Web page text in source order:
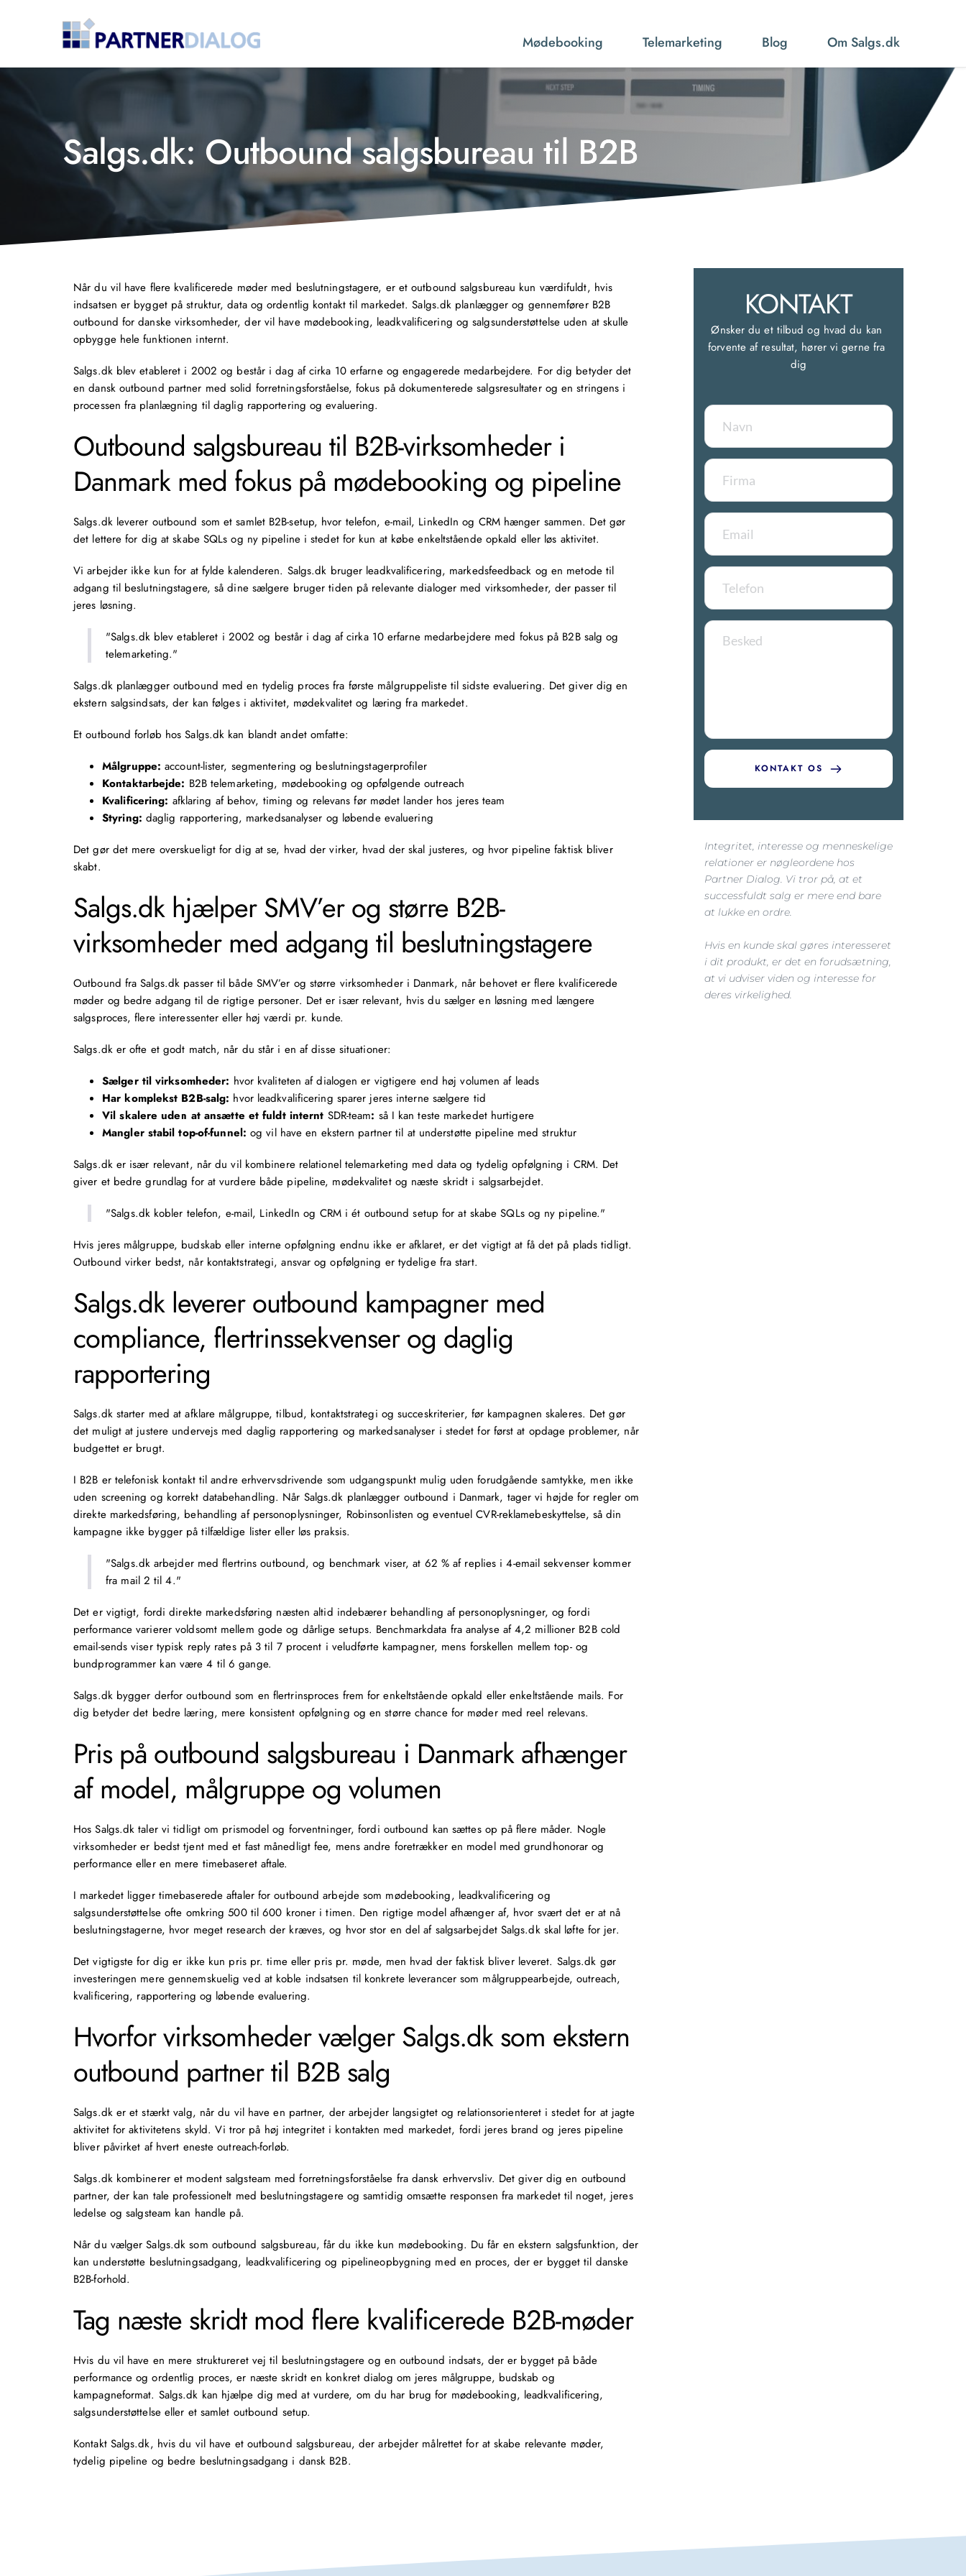
Mødebooking Telemarketing Blog Om Salgs.dk
Salgs.dk: Outbound salgsbureau til B2B
Når du vil have flere kvalificerede møder med beslutningstagere, er et outbound salgsbureau kun værdifuldt, hvis
indsatsen er bygget på struktur, data og ordentlig kontakt til markedet. Salgs.dk planlægger og gennemfører B2B
outbound for danske virksomheder, der vil have mødebooking, leadkvalificering og salgsunderstøttelse uden at skulle
opbygge hele funktionen internt.
Salgs.dk blev etableret i 2002 og består i dag af cirka 10 erfarne og engagerede medarbejdere. For dig betyder det
en dansk outbound partner med solid forretningsforståelse, fokus på dokumenterede salgsresultater og en stringens i
processen fra planlægning til daglig rapportering og evaluering.
Outbound salgsbureau til B2B-virksomheder i
Danmark med fokus på mødebooking og pipeline
Salgs.dk leverer outbound som et samlet B2B-setup, hvor telefon, e-mail, LinkedIn og CRM hænger sammen. Det gør
det lettere for dig at skabe SQLs og ny pipeline i stedet for kun at købe enkeltstående opkald eller løs aktivitet.
Vi arbejder ikke kun for at fylde kalenderen. Salgs.dk bruger leadkvalificering, markedsfeedback og en metode til
adgang til beslutningstagere, så dine sælgere bruger tiden på relevante dialoger med virksomheder, der passer til
jeres løsning.
"Salgs.dk blev etableret i 2002 og består i dag af cirka 10 erfarne medarbejdere med fokus på B2B salg og
telemarketing."
Salgs.dk planlægger outbound med en tydelig proces fra første målgruppeliste til sidste evaluering. Det giver dig en
ekstern salgsindsats, der kan følges i aktivitet, mødekvalitet og læring fra markedet.
Et outbound forløb hos Salgs.dk kan blandt andet omfatte:
Målgruppe: account-lister, segmentering og beslutningstagerprofiler
Kontaktarbejde: B2B telemarketing, mødebooking og opfølgende outreach
Kvalificering: afklaring af behov, timing og relevans før mødet lander hos jeres team
Styring: daglig rapportering, markedsanalyser og løbende evaluering
Det gør det mere overskueligt for dig at se, hvad der virker, hvad der skal justeres, og hvor pipeline faktisk bliver
skabt.
Salgs.dk hjælper SMV’er og større B2B-
virksomheder med adgang til beslutningstagere
Outbound fra Salgs.dk passer til både SMV’er og større virksomheder i Danmark, når behovet er flere kvalificerede
møder og bedre adgang til de rigtige personer. Det er især relevant, hvis du sælger en løsning med længere
salgsproces, flere interessenter eller høj værdi pr. kunde.
Salgs.dk er ofte et godt match, når du står i en af disse situationer:
Sælger til virksomheder: hvor kvaliteten af dialogen er vigtigere end høj volumen af leads
Har komplekst B2B-salg: hvor leadkvalificering sparer jeres interne sælgere tid
Vil skalere uden at ansætte et fuldt internt SDR-team: så I kan teste markedet hurtigere
Mangler stabil top-of-funnel: og vil have en ekstern partner til at understøtte pipeline med struktur
Salgs.dk er især relevant, når du vil kombinere relationel telemarketing med data og tydelig opfølgning i CRM. Det
giver et bedre grundlag for at vurdere både pipeline, mødekvalitet og næste skridt i salgsarbejdet.
"Salgs.dk kobler telefon, e-mail, LinkedIn og CRM i ét outbound setup for at skabe SQLs og ny pipeline."
Hvis jeres målgruppe, budskab eller interne opfølgning endnu ikke er afklaret, er det vigtigt at få det på plads tidligt.
Outbound virker bedst, når kontaktstrategi, ansvar og opfølgning er tydelige fra start.
Salgs.dk leverer outbound kampagner med
compliance, flertrinssekvenser og daglig
rapportering
Salgs.dk starter med at afklare målgruppe, tilbud, kontaktstrategi og succeskriterier, før kampagnen skaleres. Det gør
det muligt at justere undervejs med daglig rapportering og markedsanalyser i stedet for først at opdage problemer, når
budgettet er brugt.
I B2B er telefonisk kontakt til andre erhvervsdrivende som udgangspunkt mulig uden forudgående samtykke, men ikke
uden screening og korrekt databehandling. Når Salgs.dk planlægger outbound i Danmark, tager vi højde for regler om
direkte markedsføring, behandling af personoplysninger, Robinsonlisten og eventuel CVR-reklamebeskyttelse, så din
kampagne ikke bygger på tilfældige lister eller løs praksis.
"Salgs.dk arbejder med flertrins outbound, og benchmark viser, at 62 % af replies i 4-email sekvenser kommer
fra mail 2 til 4."
Det er vigtigt, fordi direkte markedsføring næsten altid indebærer behandling af personoplysninger, og fordi
performance varierer voldsomt mellem gode og dårlige setups. Benchmarkdata fra analyse af 4,2 millioner B2B cold
email-sends viser typisk reply rates på 3 til 7 procent i veludførte kampagner, mens forskellen mellem top- og
bundprogrammer kan være 4 til 6 gange.
Salgs.dk bygger derfor outbound som en flertrinsproces frem for enkeltstående opkald eller enkeltstående mails. For
dig betyder det bedre læring, mere konsistent opfølgning og en større chance for møder med reel relevans.
Pris på outbound salgsbureau i Danmark afhænger
af model, målgruppe og volumen
Hos Salgs.dk taler vi tidligt om prismodel og forventninger, fordi outbound kan sættes op på flere måder. Nogle
virksomheder er bedst tjent med et fast månedligt fee, mens andre foretrækker en model med grundhonorar og
performance eller en mere timebaseret aftale.
I markedet ligger timebaserede aftaler for outbound arbejde som mødebooking, leadkvalificering og
salgsunderstøttelse ofte omkring 500 til 600 kroner i timen. Den rigtige model afhænger af, hvor svært det er at nå
beslutningstagerne, hvor meget research der kræves, og hvor stor en del af salgsarbejdet Salgs.dk skal løfte for jer.
Det vigtigste for dig er ikke kun pris pr. time eller pris pr. møde, men hvad der faktisk bliver leveret. Salgs.dk gør
investeringen mere gennemskuelig ved at koble indsatsen til konkrete leverancer som målgruppearbejde, outreach,
kvalificering, rapportering og løbende evaluering.
Hvorfor virksomheder vælger Salgs.dk som ekstern
outbound partner til B2B salg
Salgs.dk er et stærkt valg, når du vil have en partner, der arbejder langsigtet og relationsorienteret i stedet for at jagte
aktivitet for aktivitetens skyld. Vi tror på høj integritet i kontakten med markedet, fordi jeres brand og jeres pipeline
bliver påvirket af hvert eneste outreach-forløb.
Salgs.dk kombinerer et modent salgsteam med forretningsforståelse fra dansk erhvervsliv. Det giver dig en outbound
partner, der kan tale professionelt med beslutningstagere og samtidig omsætte responsen fra markedet til noget, jeres
ledelse og salgsteam kan handle på.
Når du vælger Salgs.dk som outbound salgsbureau, får du ikke kun mødebooking. Du får en ekstern salgsfunktion, der
kan understøtte beslutningsadgang, leadkvalificering og pipelineopbygning med en proces, der er bygget til danske
B2B-forhold.
Tag næste skridt mod flere kvalificerede B2B-møder
Hvis du vil have en mere struktureret vej til beslutningstagere og en outbound indsats, der er bygget på både
performance og ordentlig proces, er næste skridt en konkret dialog om jeres målgruppe, budskab og
kampagneformat. Salgs.dk kan hjælpe dig med at vurdere, om du har brug for mødebooking, leadkvalificering,
salgsunderstøttelse eller et samlet outbound setup.
Kontakt Salgs.dk, hvis du vil have et outbound salgsbureau, der arbejder målrettet for at skabe relevante møder,
tydelig pipeline og bedre beslutningsadgang i dansk B2B.
KONTAKT
Ønsker du et tilbud og hvad du kan
forvente af resultat, hører vi gerne fra
dig
KONTAKT OS
Integritet, interesse og menneskelige
relationer er nøgleordene hos
Partner Dialog. Vi tror på, at et
successfuldt salg er mere end bare
at lukke en ordre.
Hvis en kunde skal gøres interesseret
i dit produkt, er det en forudsætning,
at vi udviser viden og interesse for
deres virkelighed.